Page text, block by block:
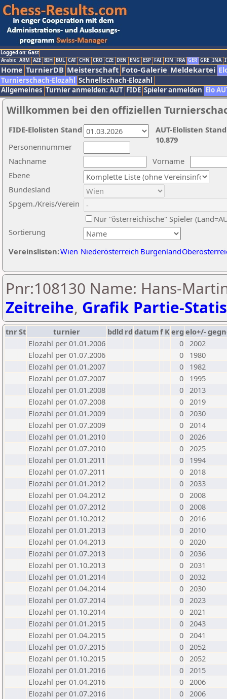
Logged on: Gast
Arabic ARM AZE BIH BUL CAT CHN CRO CZE DEN ENG ESP FAI FIN FRA GER GRE INA
Home TurnierDB Meisterschaft Foto-Galerie Meldekartei
Turnierschach-Elozahl Schnellschach-Elozahl
Allgemeines Turnier anmelden: AUT FIDE Spieler anmelden Elo
Willkommen bei den offiziellen
Nachname
Vorname
Ebene
Sortierung
Personennummer
Bundesland
Spgem./Kreis/Verein
Nur "österreichische" Spieler
Vereinslisten:Wien Niederösterreich Burgenland
AUT-Elolisten
10.879
FIDE-Elolisten Stand
Pnr:108130 Name: Hans-
Zeitreihe, Grafik Partie-
tnrSt turnier bdld rd datumf Kerg elo+/-
Elozahl per 01.01.2006
0 2002
Elozahl per 01.07.2006
0
1980
Elozahl per 01.01.2007
0
1982
Elozahl per 01.07.2007
0
1995
Elozahl per 01.01.2008
0 2013
Elozahl per 01.07.2008
0 2019
Elozahl per 01.01.2009
0 2030
Elozahl per 01.07.2009
0 2014
Elozahl per 01.01.2010
0 2026
Elozahl per 01.07.2010
0 2025
Elozahl per 01.01.2011
0
1994
Elozahl per 01.07.2011
0 2018
Elozahl per 01.01.2012
0 2033
Elozahl per 01.04.2012
0 2008
Elozahl per 01.07.2012
0 2008
Elozahl per 01.10.2012
0 2016
Elozahl per 01.01.2013
0 2010
Elozahl per 01.04.2013
0 2020
Elozahl per 01.07.2013
0 2036
Elozahl per 01.10.2013
0 2031
Elozahl per 01.01.2014
0 2032
Elozahl per 01.04.2014
0 2030
Elozahl per 01.07.2014
0 2023
Elozahl per 01.10.2014
0 2021
Elozahl per 01.01.2015
0 2043
Elozahl per 01.04.2015
0 2041
Elozahl per 01.07.2015
0 2052
Elozahl per 01.10.2015
0 2052
Elozahl per 01.01.2016
0 2015
Elozahl per 01.04.2016
0 2006
Elozahl per 01.07.2016
0 2006